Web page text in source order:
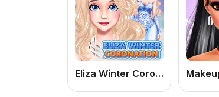
Eliza Winter Coronation